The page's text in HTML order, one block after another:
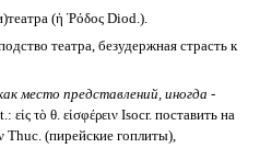
(ἡ Ῥόδος Diod.).
театра, безудержная страсть к
место представлений, иногда -
εἰς τὸ θ. εἰσφέρειν Isocr. поставить на
Thuc. (пирейские гоплиты),